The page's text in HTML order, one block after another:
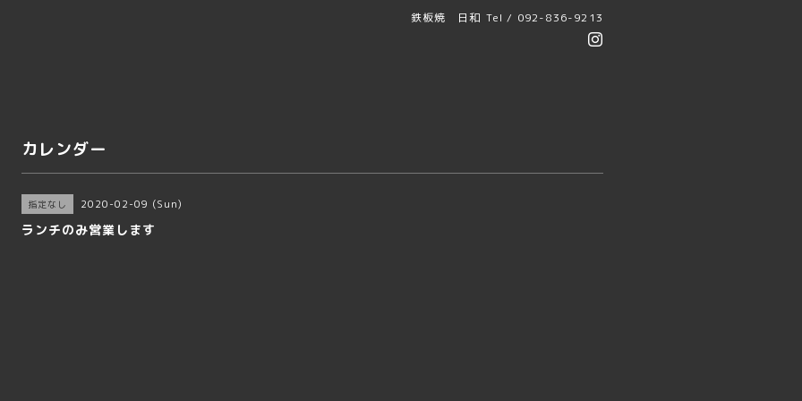
鉄板焼 日和 Tel / 092-836-9213
カレンダー
指定なし 2020-02-09 (Sun)
ランチのみ営業します